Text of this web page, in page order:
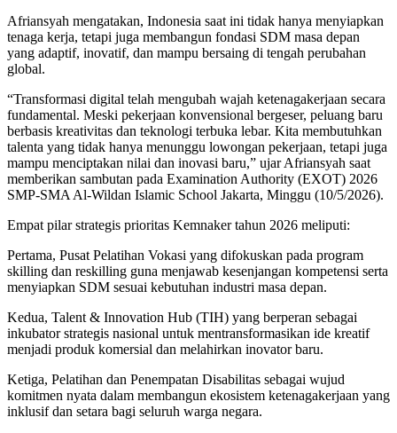
Afriansyah mengatakan, Indonesia saat ini tidak hanya menyiapkan
tenaga kerja, tetapi juga membangun fondasi SDM masa depan
yang adaptif, inovatif, dan mampu bersaing di tengah perubahan
global.
“Transformasi digital telah mengubah wajah ketenagakerjaan secara
fundamental. Meski pekerjaan konvensional bergeser, peluang baru
berbasis kreativitas dan teknologi terbuka lebar. Kita membutuhkan
talenta yang tidak hanya menunggu lowongan pekerjaan, tetapi juga
mampu menciptakan nilai dan inovasi baru,” ujar Afriansyah saat
memberikan sambutan pada Examination Authority (EXOT) 2026
SMP-SMA Al-Wildan Islamic School Jakarta, Minggu (10/5/2026).
Empat pilar strategis prioritas Kemnaker tahun 2026 meliputi:
Pertama, Pusat Pelatihan Vokasi yang difokuskan pada program
skilling dan reskilling guna menjawab kesenjangan kompetensi serta
menyiapkan SDM sesuai kebutuhan industri masa depan.
Kedua, Talent & Innovation Hub (TIH) yang berperan sebagai
inkubator strategis nasional untuk mentransformasikan ide kreatif
menjadi produk komersial dan melahirkan inovator baru.
Ketiga, Pelatihan dan Penempatan Disabilitas sebagai wujud
komitmen nyata dalam membangun ekosistem ketenagakerjaan yang
inklusif dan setara bagi seluruh warga negara.